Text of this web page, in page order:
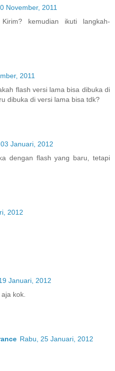
November, 2011
kemudian ikuti langkah-
2011
flash versi lama bisa dibuka di
dibuka di versi lama bisa tdk?
Januari, 2012
dengan flash yang baru, tetapi
2012
Januari, 2012
kok.
Rabu, 25 Januari, 2012